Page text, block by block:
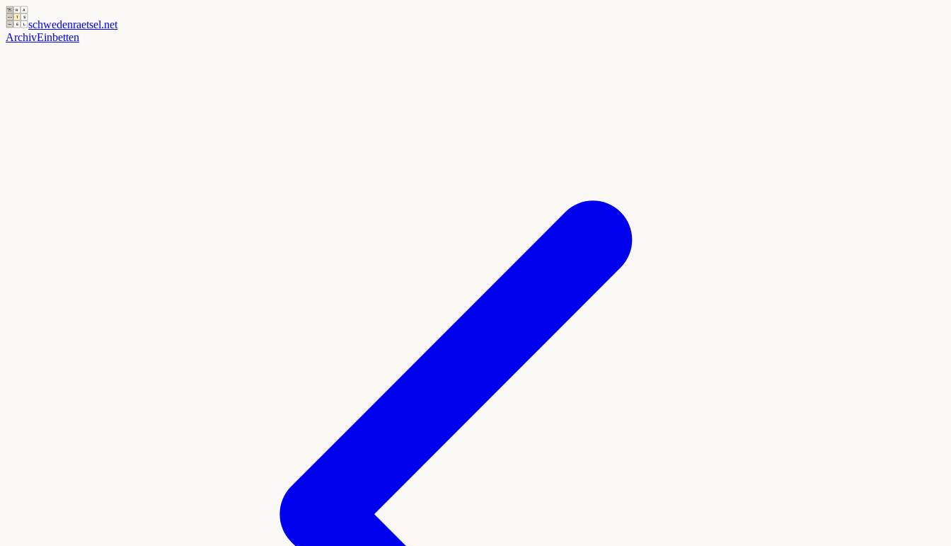
schwedenraetsel.net
ArchivEinbetten